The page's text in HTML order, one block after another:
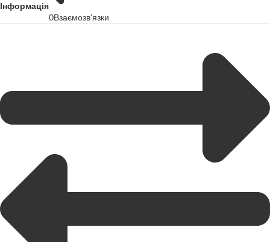
Інформація
0Взаємозв'язки